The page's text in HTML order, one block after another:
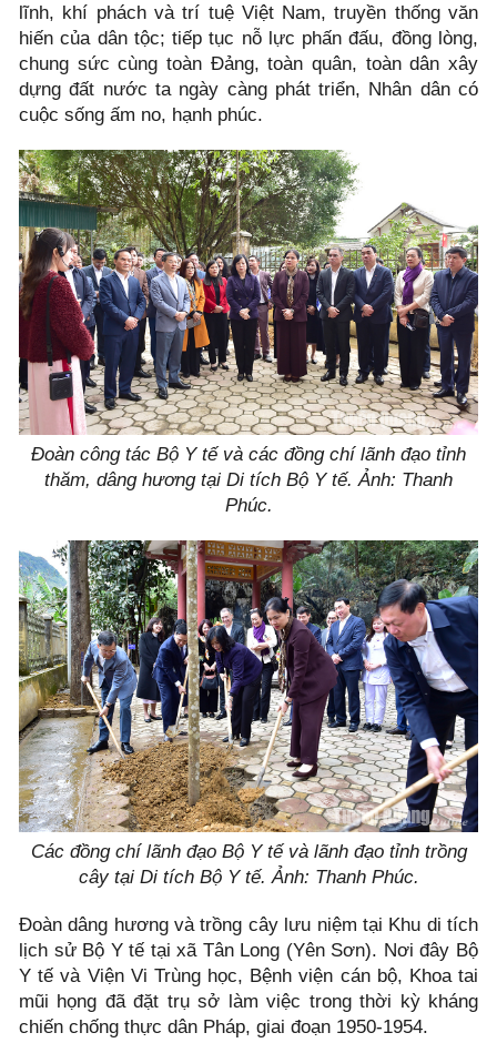
lĩnh, khí phách và trí tuệ Việt Nam, truyền thống văn
hiến của dân tộc; tiếp tục nỗ lực phấn đấu, đồng lòng,
chung sức cùng toàn Đảng, toàn quân, toàn dân xây
dựng đất nước ta ngày càng phát triển, Nhân dân có
cuộc sống ấm no, hạnh phúc.
Đoàn công tác Bộ Y tế và các đồng chí lãnh đạo tỉnh
thăm, dâng hương tại Di tích Bộ Y tế. Ảnh: Thanh
Phúc.
Các đồng chí lãnh đạo Bộ Y tế và lãnh đạo tỉnh trồng
cây tại Di tích Bộ Y tế. Ảnh: Thanh Phúc.
Đoàn dâng hương và trồng cây lưu niệm tại Khu di tích
lịch sử Bộ Y tế tại xã Tân Long (Yên Sơn). Nơi đây Bộ
Y tế và Viện Vi Trùng học, Bệnh viện cán bộ, Khoa tai
mũi họng đã đặt trụ sở làm việc trong thời kỳ kháng
chiến chống thực dân Pháp, giai đoạn 1950-1954.